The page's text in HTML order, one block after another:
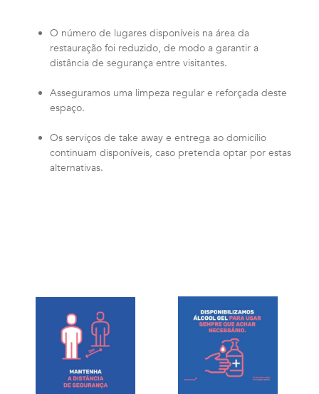
O número de lugares disponíveis na área da
restauração foi reduzido, de modo a garantir a
distância de segurança entre visitantes.
Asseguramos uma limpeza regular e reforçada deste
espaço.
Os serviços de take away e entrega ao domicílio
continuam disponíveis, caso pretenda optar por estas
alternativas.